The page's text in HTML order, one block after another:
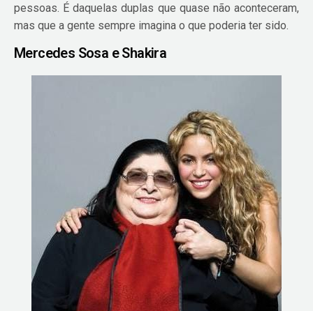
pessoas. É daquelas duplas que quase não aconteceram,
mas que a gente sempre imagina o que poderia ter sido.
Mercedes Sosa e Shakira